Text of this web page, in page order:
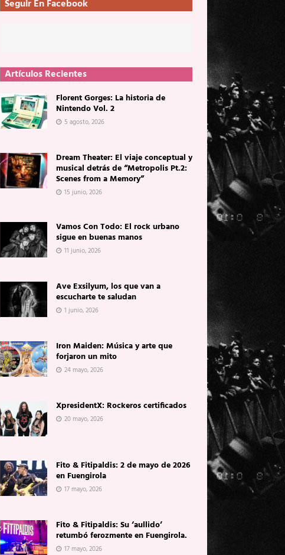
Seguir En Facebook
Artículos Recientes
Florent Gorges: La historia de
Nintendo Vol. 2
5 agosto, 2026
Dream Theater: El viaje conceptual y
musical detrás de “Metropolis Pt.2:
Scenes from a Memory”
15 junio, 2026
Vamos Con Todo: El rock urbano
sigue en buenas manos
11 junio, 2026
Ave Exsilyum, los que van a
escucharte te saludan
1 junio, 2026
Iron Maiden: Música y arte que
forjaron un mito
24 mayo, 2026
XpresidentX: Rockeros certificados
20 mayo, 2026
Fito & Fitipaldis: 2 de mayo de 2026
en Fuengirola
17 mayo, 2026
Fito & Fitipaldis: Su ‘aullido’
retumbó ferozmente en Fuengirola.
17 mayo, 2026